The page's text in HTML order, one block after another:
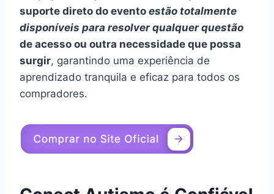
suporte direto do evento estão totalmente
disponíveis para resolver qualquer questão
de acesso ou outra necessidade que possa
surgir, garantindo uma experiência de
aprendizado tranquila e eficaz para todos os
compradores.